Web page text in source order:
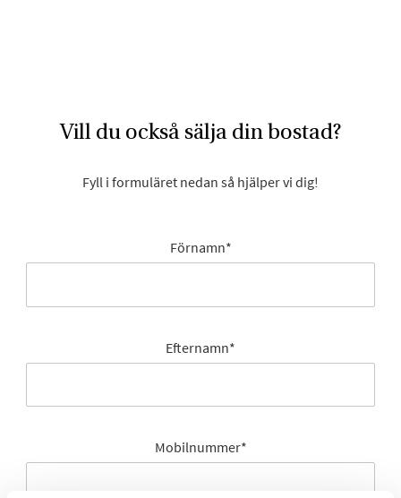
Vill du också sälja din bostad?
Fyll i formuläret nedan så hjälper vi dig!
Förnamn*
Efternamn*
Mobilnummer*